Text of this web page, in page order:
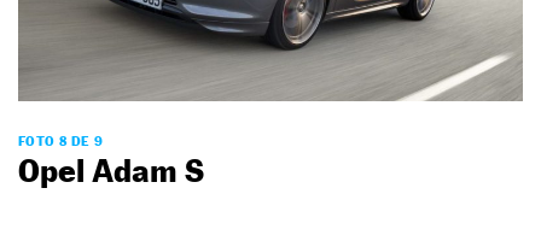
FOTO 8 DE 9
Opel Adam S